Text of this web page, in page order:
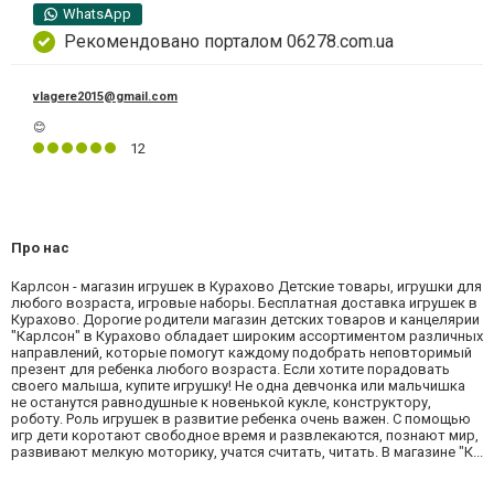
WhatsApp
Рекомендовано порталом 06278.com.ua
vlagere2015@gmail.com
😊
12
Про нас
Карлсон - магазин игрушек в Курахово Детские товары, игрушки для
любого возраста, игровые наборы. Бесплатная доставка игрушек в
Курахово. Дорогие родители магазин детских товаров и канцелярии
"Карлсон" в Курахово обладает широким ассортиментом различных
направлений, которые помогут каждому подобрать неповторимый
презент для ребенка любого возраста. Если хотите порадовать
своего малыша, купите игрушку! Не одна девчонка или мальчишка
не останутся равнодушные к новенькой кукле, конструктору,
роботу. Роль игрушек в развитие ребенка очень важен. С помощью
игр дети коротают свободное время и развлекаются, познают мир,
развивают мелкую моторику, учатся считать, читать. В магазине "К...